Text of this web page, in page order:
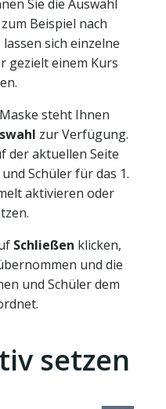
Sie die Auswahl
Beispiel nach
sich einzelne
gezielt einem Kurs
steht Ihnen
zur Verfügung.
der aktuellen Seite
Schüler für das 1.
aktivieren oder
Schließen klicken,
und die
und Schüler dem
setzen